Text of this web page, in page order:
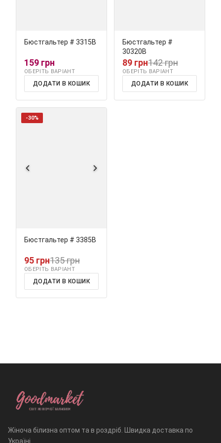
Бюстгальтер # 3315В
159 грн
ОБЕРІТЬ ВАРІАНТ
ДОДАТИ В КОШИК
Бюстгальтер #
30320В
89 грн142 грн
ОБЕРІТЬ ВАРІАНТ
ДОДАТИ В КОШИК
-30%
Бюстгальтер # 3385В
95 грн135 грн
ОБЕРІТЬ ВАРІАНТ
ДОДАТИ В КОШИК
Жіноча білизна оптом та в роздріб. Швидка доставка по
Україні.